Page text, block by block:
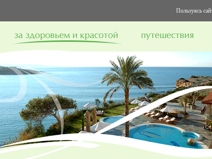
Пользуясь